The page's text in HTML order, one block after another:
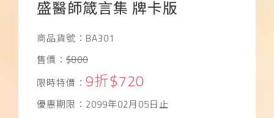
盛醫師箴言集 牌卡版
商品貨號：BA301
售價： $800
限時特價： 9折$720
優惠期限：2099年02月05日止